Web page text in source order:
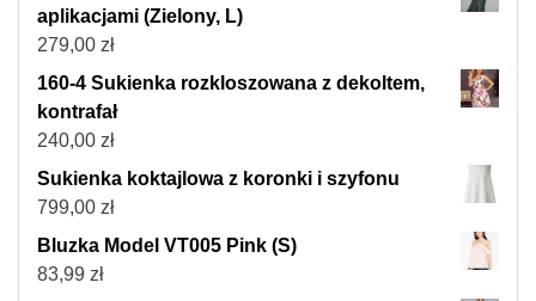
aplikacjami (Zielony, L)
279,00 zł
160-4 Sukienka rozkloszowana z dekoltem,
kontrafał
240,00 zł
Sukienka koktajlowa z koronki i szyfonu
799,00 zł
Bluzka Model VT005 Pink (S)
83,99 zł